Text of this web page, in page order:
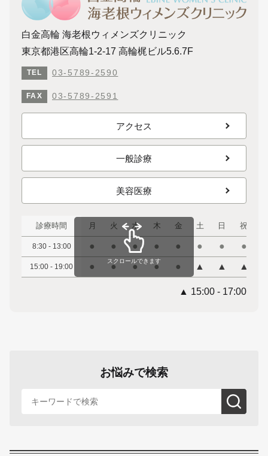
白金高輪 海老根ウィメンズクリニック
東京都港区高輪1-2-17 高輪梶ビル5.6.7F
TEL 03-5789-2590
FAX 03-5789-2591
アクセス
一般診療
美容医療
診療時間 月 火 水 木 金 土 日 祝
8:30 - 13:00 ● ● ● ● ● ● ● ●
15:00 - 19:00 ● ● ● ● ● ▲ ▲ ▲
スクロールできます
▲ 15:00 - 17:00
お悩みで検索